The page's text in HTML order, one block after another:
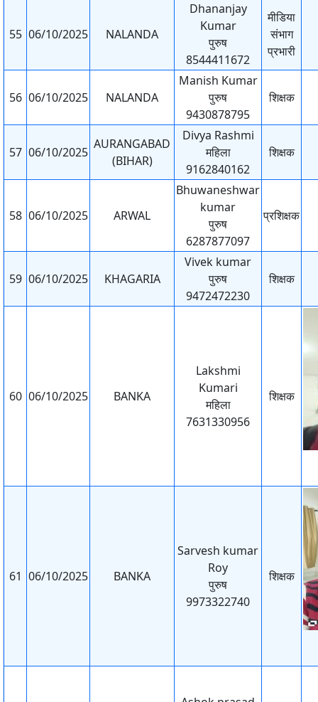
55 06/10/2025 NALANDA
Dhananjay
Kumar
पुरुष
8544411672
मीडिया
संभाग
प्रभारी
56 06/10/2025 NALANDA
Manish Kumar
पुरुष
9430878795
शिक्षक
57 06/10/2025
AURANGABAD
(BIHAR)
Divya Rashmi
महिला
9162840162
शिक्षक
58 06/10/2025 ARWAL
Bhuwaneshwar
kumar
पुरुष
6287877097
प्रशिक्षक
59 06/10/2025 KHAGARIA
Vivek kumar
पुरुष
9472472230
शिक्षक
60 06/10/2025 BANKA
Lakshmi
Kumari
महिला
7631330956
शिक्षक
61 06/10/2025 BANKA
Sarvesh kumar
Roy
पुरुष
9973322740
शिक्षक